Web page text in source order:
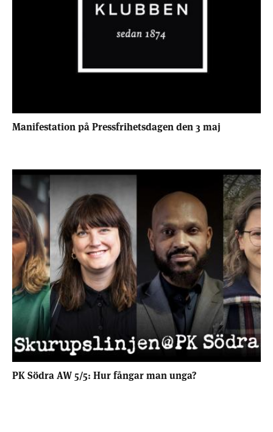
Manifestation på Pressfrihetsdagen den 3 maj
PK Södra AW 5/5: Hur fångar man unga?